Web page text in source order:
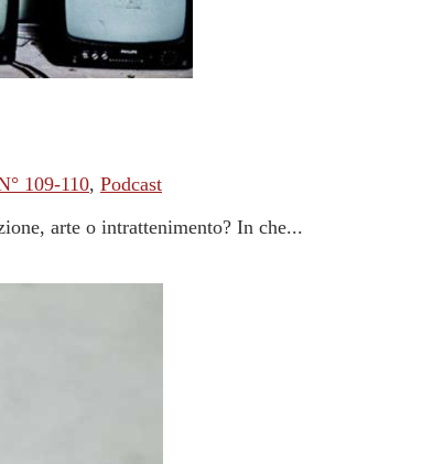
109-110, Podcast
arte o intrattenimento? In che...